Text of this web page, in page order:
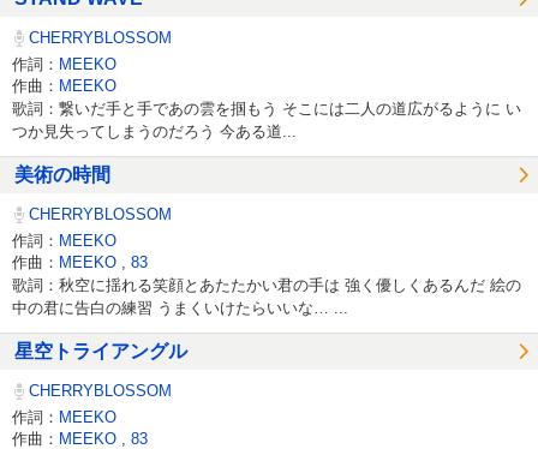
CHERRYBLOSSOM
作詞： MEEKO
作曲： MEEKO
歌詞：繋いだ手と手であの雲を掴もう そこには二人の道広がるように い
つか見失ってしまうのだろう 今ある道...
美術の時間
CHERRYBLOSSOM
作詞： MEEKO
作曲： MEEKO 83
歌詞：秋空に揺れる笑顔とあたたかい君の手は 強く優しくあるんだ 絵の
中の君に告白の練習 うまくいけたらいいな… ...
星空トライアングル
CHERRYBLOSSOM
作詞： MEEKO
作曲： MEEKO 83